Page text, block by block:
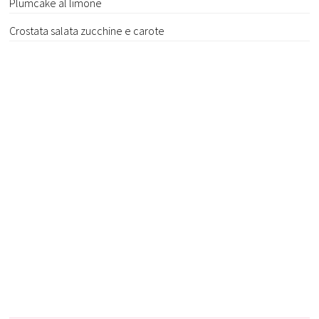
Plumcake al limone
Crostata salata zucchine e carote